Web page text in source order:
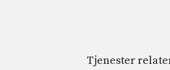
Tjenester